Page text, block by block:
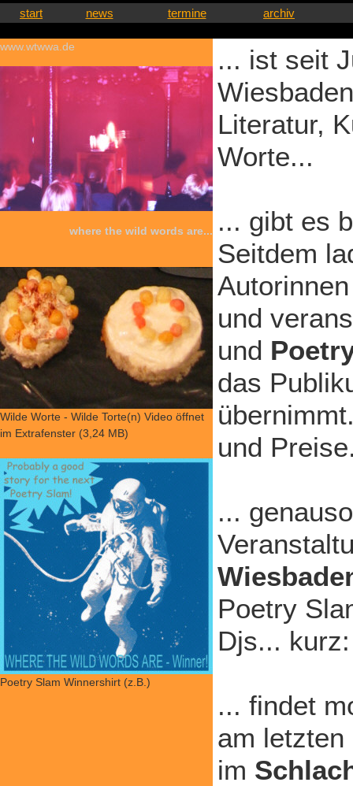
start news termine archiv
www.wtwwa.de
where the wild words are...
Wilde Worte - Wilde Torte(n) Video öffnet
im Extrafenster (3,24 MB)
Poetry Slam Winnershirt (z.B.)
... ist seit
Literatur,
Worte...
... gibt es
Seitdem
und
und
das
und
...
Poetry
Djs...
... findet
am
im